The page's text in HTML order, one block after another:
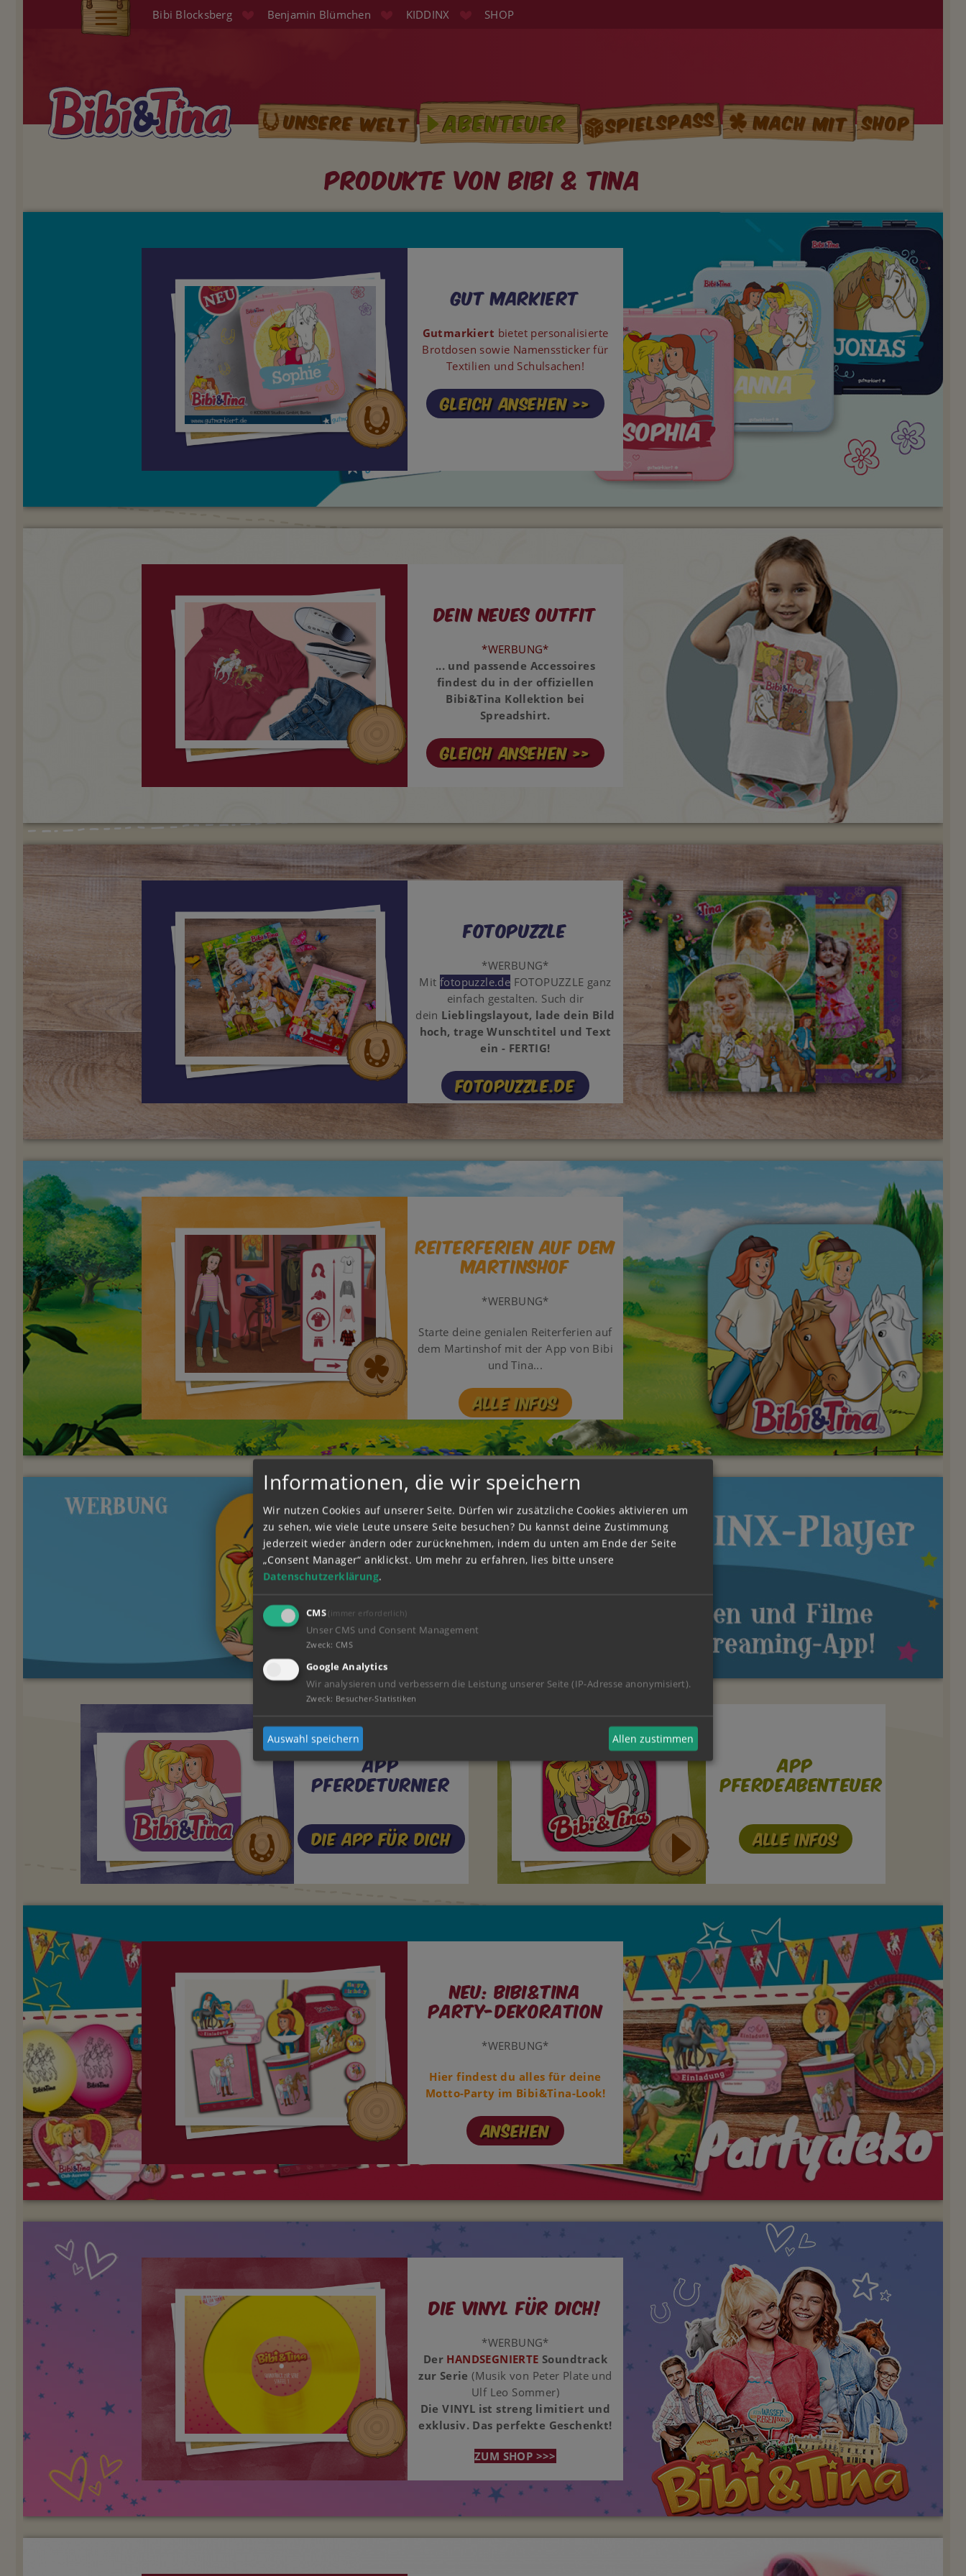
Elterninfo
Hörspiele
Audio (EN)
Bibi Blocksberg Benjamin Blümchen KIDDINX SHOP
Main
navigation
Unsere Welt Abenteuer Spielspass Mach mit Shop
Produkte von Bibi & Tina
Gut Markiert
Gutmarkiert bietet personalisierte
Brotdosen sowie Namenssticker für
Textilien und Schulsachen!
GLEICH ANSEHEN >>
Dein neues Outfit
*WERBUNG*
... und passende Accessoires
findest du in der offiziellen
Bibi&Tina Kollektion bei
Spreadshirt.
Gleich ansehen >>
Fotopuzzle
*WERBUNG*
Mit fotopuzzle.de FOTOPUZZLE ganz
einfach gestalten. Such dir
dein Lieblingslayout, lade dein Bild
hoch, trage Wunschtitel und Text
ein - FERTIG!
fotopuzzle.de
Reiterferien auf dem
Martinshof
*WERBUNG*
Starte deine genialen Reiterferien auf
dem Martinshof mit der App von Bibi
und Tina...
Alle Infos
App
Pferdeturnier
Die App für Dich
App
Pferdeabenteuer
Alle Infos
NEU: Bibi&Tina
Party-Dekoration
*WERBUNG*
Hier findest du alles für deine
Motto-Party im Bibi&Tina-Look!
Ansehen
Die Vinyl für dich!
*WERBUNG*
Der HANDSEGNIERTESoundtrack
zur Serie(Musik von Peter Plate und
Ulf Leo Sommer)
Die VINYL ist streng limitiert und
exklusiv. Das perfekte Geschenkt!
ZUM SHOP >>>
Informationen, die wir speichern
Wir nutzen Cookies auf unserer Seite. Dürfen wir zusätzliche Cookies aktivieren um
zu sehen, wie viele Leute unsere Seite besuchen? Du kannst deine Zustimmung
jederzeit wieder ändern oder zurücknehmen, indem du unten am Ende der Seite
„Consent Manager“ anklickst. Um mehr zu erfahren, lies bitte unsere
Datenschutzerklärung.
CMS (immer erforderlich)
Unser CMS und Consent Management
Zweck: CMS
Google Analytics
Wir analysieren und verbessern die Leistung unserer Seite (IP-Adresse anonymisiert).
Zweck: Besucher-Statistiken
Auswahl speichern Allen zustimmen